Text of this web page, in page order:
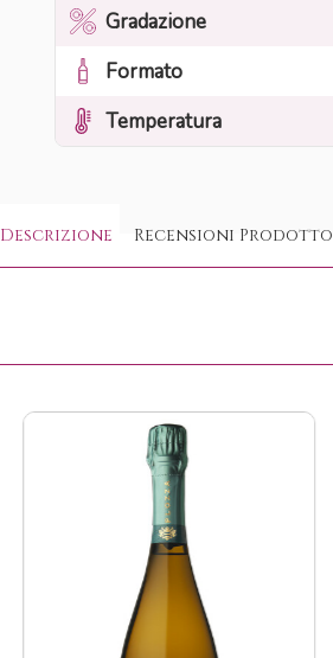
Gradazione
Formato
Temperatura
Descrizione Recensioni Prodotto